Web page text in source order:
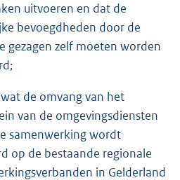
uitvoeren en dat de
bevoegdheden door de
gezagen zelf moeten worden
de omvang van het
van de omgevingsdiensten
samenwerking wordt
op de bestaande regionale
in Gelderland